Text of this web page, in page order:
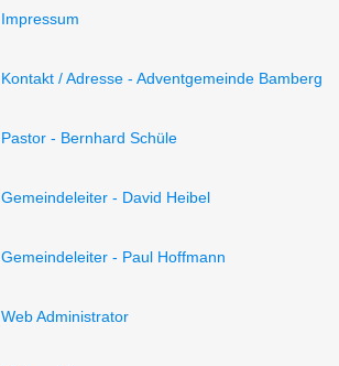
Impressum
Kontakt / Adresse - Adventgemeinde Bamberg
Pastor - Bernhard Schüle
Gemeindeleiter - David Heibel
Gemeindeleiter - Paul Hoffmann
Web Administrator